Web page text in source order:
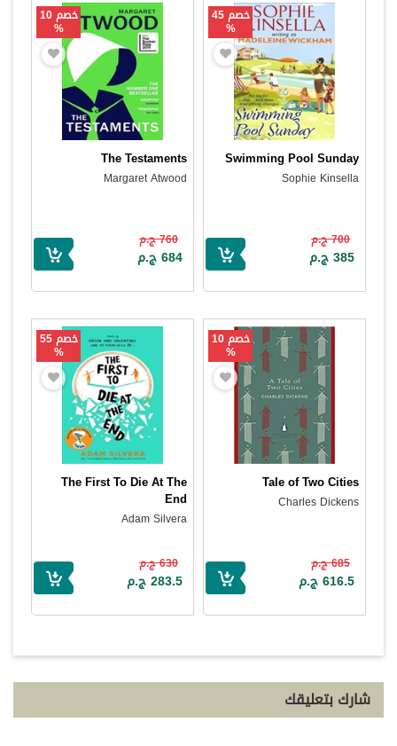
خصم 45
%
Swimming Pool Sunday
Sophie Kinsella
700 ج.م
385 ج.م
خصم 10
%
The Testaments
Margaret Atwood
760 ج.م
684 ج.م
خصم 10
%
Tale of Two Cities
Charles Dickens
685 ج.م
616.5 ج.م
خصم 55
%
The First To Die At The
End
Adam Silvera
630 ج.م
283.5 ج.م
شارك بتعليقك